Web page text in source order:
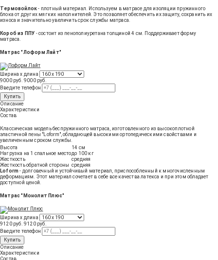
Термовойлок- плотный материал. Используем в матрасе для изоляции пружинного
блока от других мягких наполнителей. Это позволяет обеспечить их защиту, сохранить их
износа и значительно увеличить срок службы матраса.
Короб из ППУ - состоит из пенополиуретана толщиной 4 см. Поддерживает форму
матраса.
Матрас "Лоформ Лайт"
Ширина х длина
9000 руб. 9000 руб.
Введите телефон
Купить
Описание
Характеристики
Состав
Классическая модель беспружинного матраса, изготовленного из высокоплотной
эластичной пены "Loform", обладающей высокими ортопедическими свойствами и
увеличенным сроком службы.
Высота
14 см
Нагрузка на 1 спальное местодо 100 кг
Жесткость
средняя
Жесткость обратной стороны средняя
Loform - долговечный и устойчивый материал, приспособленный к многочисленным
деформациям. Этот материал сочетает в себе все качества латекса и при этом обладает
доступной ценой.
Матрас "Монолит Плюс"
Ширина х длина
9120 руб. 9120 руб.
Введите телефон
Купить
Описание
Характеристики